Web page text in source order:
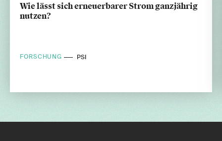
Wie lässt sich erneuerbarer Strom ganzjährig
nutzen?
FORSCHUNG PSI